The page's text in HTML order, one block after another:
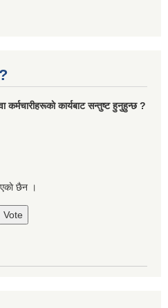
कर्मचारीहरूकाे कार्यबाट सन्तुष्ट हुनुहुन्छ ?
छैन ।